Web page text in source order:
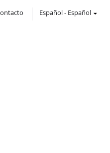
Español- Español